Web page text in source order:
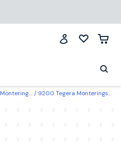
Monteringshanske 9200 Tegera Monteringshanske syntetisk lær 9